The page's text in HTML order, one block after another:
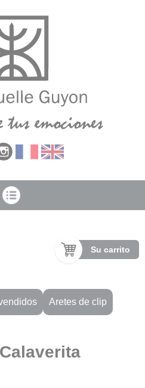
Su carrito
Aretes de clip